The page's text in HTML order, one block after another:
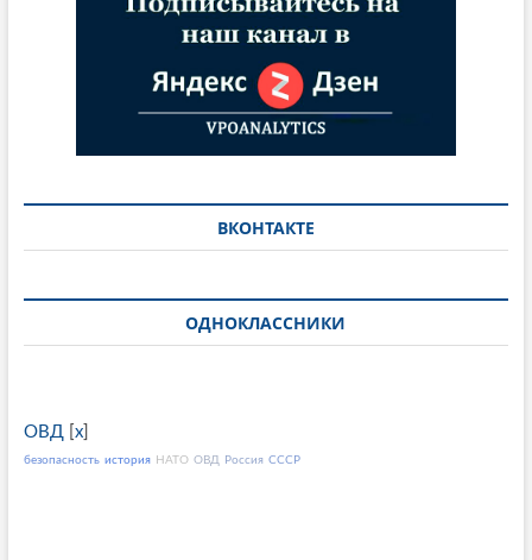
ВКОНТАКТЕ
ОДНОКЛАССНИКИ
ОВД x]
безопасность история НАТО ОВД Россия СССР